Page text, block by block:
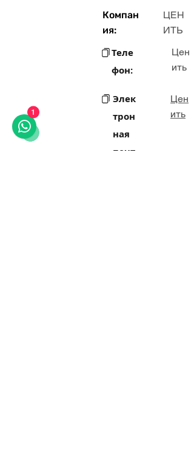
Компан
ия:
ЦЕН
ИТЬ
Теле
фон:
Цен
ить
Элек
трон
ная
почт
Цен
ить
1